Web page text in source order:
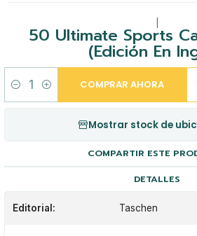
50 Ultimate Sports
(Edición En
Cantidad
COMPRAR AHORA
Mostrar stock de
COMPARTIR ESTE
DETALLES
Editorial: Taschen